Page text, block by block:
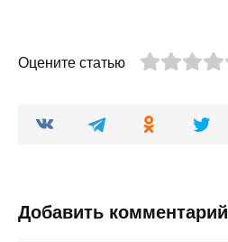
Оцените статью
Добавить комментарий